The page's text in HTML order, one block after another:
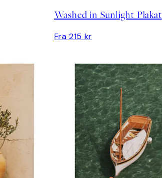
Washed in Sunlight Plakat
Fra 215 kr